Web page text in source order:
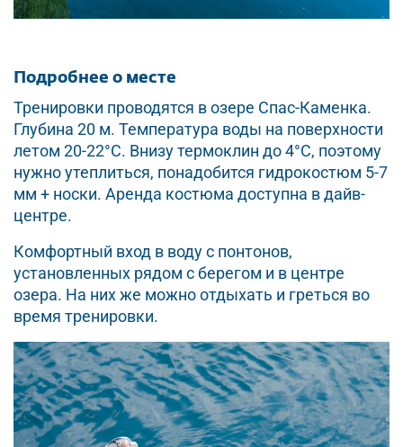
Подробнее о месте
Тренировки проводятся в озере Спас-Каменка.
Глубина 20 м. Температура воды на поверхности
летом 20-22°С. Внизу термоклин до 4°С, поэтому
нужно утеплиться, понадобится гидрокостюм 5-7
мм + носки. Аренда костюма доступна в дайв-
центре.
Комфортный вход в воду с понтонов,
установленных рядом с берегом и в центре
озера. На них же можно отдыхать и греться во
время тренировки.